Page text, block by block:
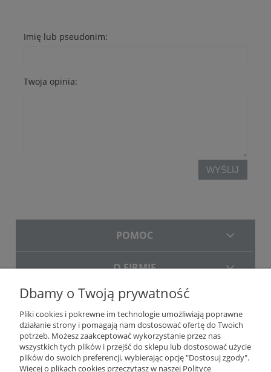
Imię lub pseudonim:
Twoja opinia:
WYŚLIJ
POMOC
O FIRMIE
DOSTAWA
Dbamy o Twoją prywatność
Pliki cookies i pokrewne im technologie umożliwiają poprawne
działanie strony i pomagają nam dostosować ofertę do Twoich
potrzeb. Możesz zaakceptować wykorzystanie przez nas
wszystkich tych plików i przejść do sklepu lub dostosować użycie
plików do swoich preferencji, wybierając opcję "Dostosuj zgody".
Więcej o plikach cookies przeczytasz w naszej Polityce